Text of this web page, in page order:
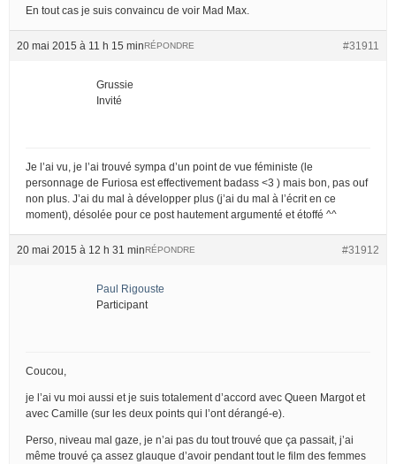
En tout cas je suis convaincu de voir Mad Max.
20 mai 2015 à 11 h 15 min #31911
RÉPONDRE
Grussie
Invité
Je l’ai vu, je l’ai trouvé sympa d’un point de vue féministe (le
personnage de Furiosa est effectivement badass <3 ) mais bon, pas ouf
non plus. J’ai du mal à développer plus (j’ai du mal à l’écrit en ce
moment), désolée pour ce post hautement argumenté et étoffé ^^
20 mai 2015 à 12 h 31 min #31912
RÉPONDRE
Paul Rigouste
Participant
Coucou,
je l’ai vu moi aussi et je suis totalement d’accord avec Queen Margot et
avec Camille (sur les deux points qui l’ont dérangé-e).
Perso, niveau mal gaze, je n’ai pas du tout trouvé que ça passait, j’ai
même trouvé ça assez glauque d’avoir pendant tout le film des femmes